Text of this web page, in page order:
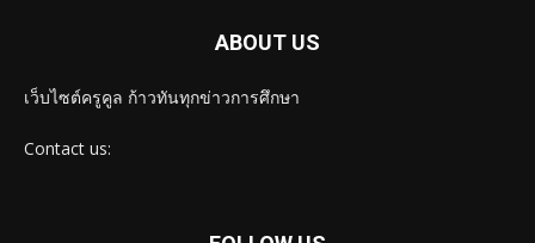
ABOUT US
เว็บไซต์ครูคูล ก้าวทันทุกข่าวการศึกษา
Contact us: